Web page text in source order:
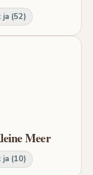
ja (52)
Meer
ja (10)